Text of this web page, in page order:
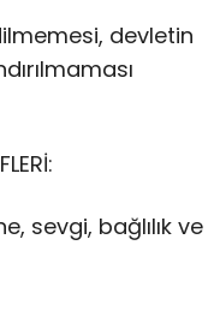
devletin
sevgi, bağlılık ve